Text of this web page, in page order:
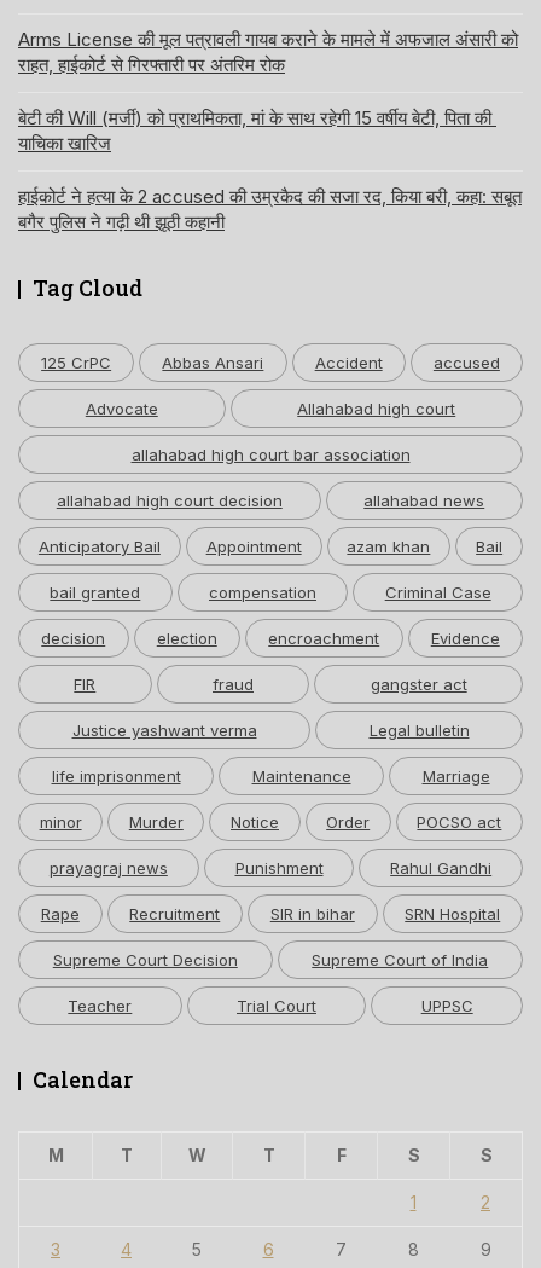
Arms License की मूल पत्रावली गायब कराने के मामले में अफजाल अंसारी को
राहत, हाईकोर्ट से गिरफ्तारी पर अंतरिम रोक
बेटी की Will (मर्जी) को प्राथमिकता, मां के साथ रहेगी 15 वर्षीय बेटी, पिता की
याचिका खारिज
हाईकोर्ट ने हत्या के 2 accused की उम्रकैद की सजा रद, किया बरी, कहा: सबूत
बगैर पुलिस ने गढ़ी थी झूठी कहानी
Tag Cloud
125 CrPC Abbas Ansari Accident accused
Advocate Allahabad high court
allahabad high court bar association
allahabad high court decision allahabad news
Anticipatory Bail Appointment azam khan Bail
bail granted compensation Criminal Case
decision election encroachment Evidence
FIR fraud gangster act
Justice yashwant verma Legal bulletin
life imprisonment Maintenance Marriage
minor Murder Notice Order POCSO act
prayagraj news Punishment Rahul Gandhi
Rape Recruitment SIR in bihar SRN Hospital
Supreme Court Decision Supreme Court of India
Teacher Trial Court UPPSC
Calendar
M T W T F S S
1 2
3 4 5 6 7 8 9